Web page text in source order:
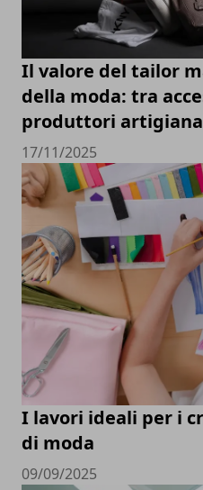
Il valore del tailor
della moda: tra
produttori
17/11/2025
I lavori ideali per i
di moda
09/09/2025